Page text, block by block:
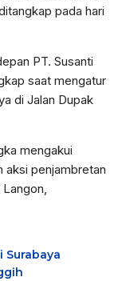
pada hari
PT. Susanti
saat mengatur
di Jalan Dupak
mengakui
aksi penjambretan
Surabaya